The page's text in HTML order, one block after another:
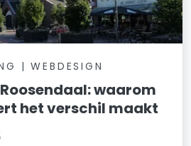
| WEBDESIGN
waarom
het verschil maakt